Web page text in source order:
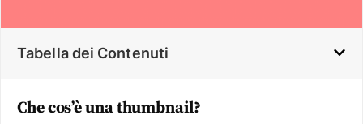
Tabella dei Contenuti
Che cos’è una thumbnail?